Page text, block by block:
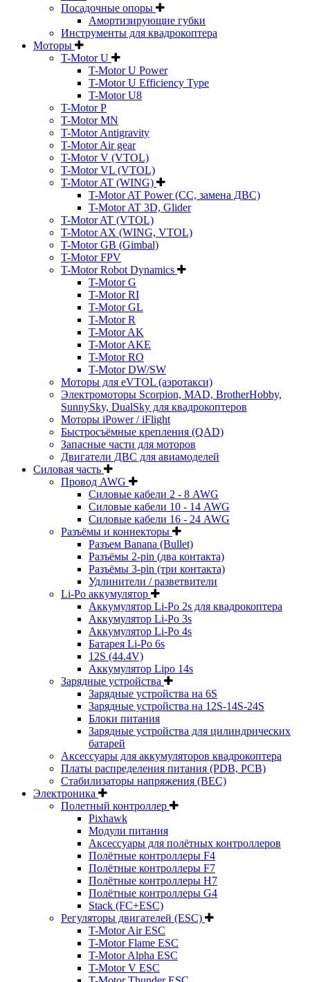
Посадочные опоры
Амортизирующие губки
Инструменты для квадрокоптера
Моторы
T-Motor U
T-Motor U Power
T-Motor U Efficiency Type
T-Motor U8
T-Motor P
T-Motor MN
T-Motor Antigravity
T-Motor Air gear
T-Motor V (VTOL)
T-Motor VL (VTOL)
T-Motor AT (WING)
T-Motor AT Power (CC, замена ДВС)
T-Motor AT 3D, Glider
T-Motor AT (VTOL)
T-Motor AX (WING, VTOL)
T-Motor GB (Gimbal)
T-Motor FPV
T-Motor Robot Dynamics
T-Motor G
T-Motor RI
T-Motor GL
T-Motor R
T-Motor AK
T-Motor AKE
T-Motor RO
T-Motor DW/SW
Моторы для eVTOL (аэротакси)
Электромоторы Scorpion, MAD, BrotherHobby,
SunnySky, DualSky для квадрокоптеров
Моторы iPower / iFlight
Быстросъёмные крепления (QAD)
Запасные части для моторов
Двигатели ДВС для авиамоделей
Силовая часть
Провод AWG
Силовые кабели 2 - 8 AWG
Силовые кабели 10 - 14 AWG
Силовые кабели 16 - 24 AWG
Разъёмы и коннекторы
Разъем Banana (Bullet)
Разъёмы 2-pin (два контакта)
Разъёмы 3-pin (три контакта)
Удлинители / разветвители
Li-Po аккумулятор
Аккумулятор Li-Po 2s для квадрокоптера
Аккумулятор Li-Po 3s
Аккумулятор Li-Po 4s
Батарея Li-Po 6s
12S (44.4V)
Аккумулятор Lipo 14s
Зарядные устройства
Зарядные устройства на 6S
Зарядные устройства на 12S-14S-24S
Блоки питания
Зарядные устройства для цилиндрических
батарей
Аксессуары для аккумуляторов квадрокоптера
Платы распределения питания (PDB, PCB)
Стабилизаторы напряжения (BEC)
Электроника
Полетный контроллер
Pixhawk
Модули питания
Аксессуары для полётных контроллеров
Полётные контроллеры F4
Полётные контроллеры F7
Полётные контроллеры H7
Полётные контроллеры G4
Stack (FC+ESC)
Регуляторы двигателей (ESC)
T-Motor Air ESC
T-Motor Flame ESC
T-Motor Alpha ESC
T-Motor V ESC